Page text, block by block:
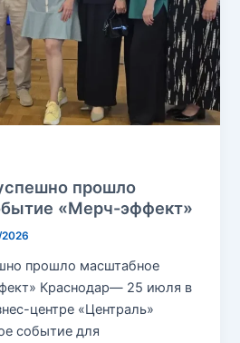
прошло
«Мерч-эффект»
прошло масштабное
Краснодар— 25 июля в
центре «Централь»
событие для